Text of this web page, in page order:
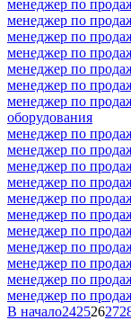
менеджер по
менеджер по
менеджер по
менеджер по
менеджер по
менеджер по
менеджер по
оборудования
менеджер по
менеджер по
менеджер по
менеджер по
менеджер по
менеджер по
менеджер по
менеджер по
менеджер по
менеджер по
менеджер по
В начало24252627